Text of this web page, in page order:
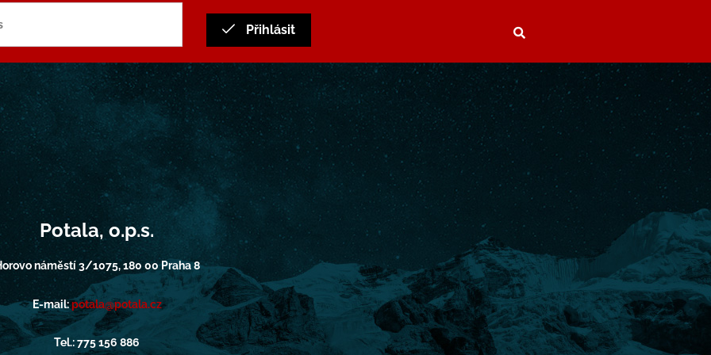
Přihlásit
Potala, o.p.s.
náměstí 3/1075, 180 00 Praha 8
E-mail:potala@potala.cz
Tel.: 775 156 886